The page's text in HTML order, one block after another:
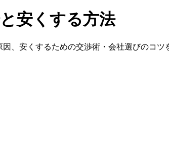
安くする方法
、安くするための交渉術・会社選びのコツ